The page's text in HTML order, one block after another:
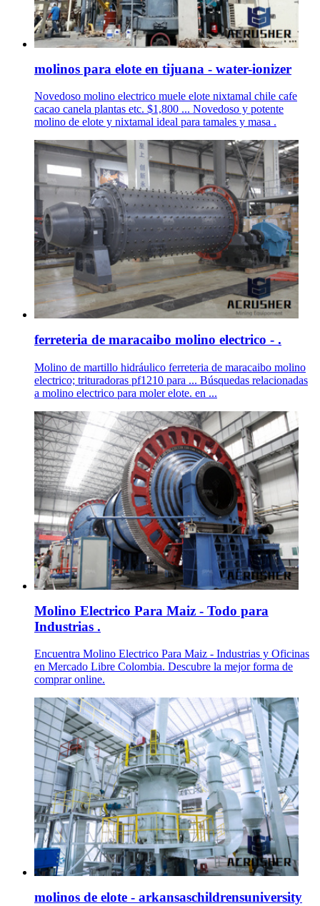
molinos para elote en tijuana - water-ionizer
Novedoso molino electrico muele elote nixtamal chile cafe
cacao canela plantas etc. $1,800 ... Novedoso y potente
molino de elote y nixtamal ideal para tamales y masa .
ferreteria de maracaibo molino electrico - .
Molino de martillo hidráulico ferreteria de maracaibo molino
electrico; trituradoras pf1210 para ... Búsquedas relacionadas
a molino electrico para moler elote. en ...
Molino Electrico Para Maiz - Todo para
Industrias .
Encuentra Molino Electrico Para Maiz - Industrias y Oficinas
en Mercado Libre Colombia. Descubre la mejor forma de
comprar online.
molinos de elote - arkansaschildrensuniversity